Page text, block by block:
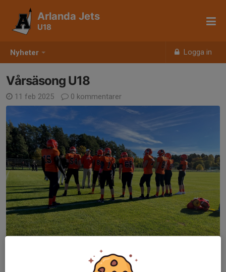
Nyheter Logga in
Arlanda Jets
U18
Vårsäsong U18
11 feb 2025 0 kommentarer